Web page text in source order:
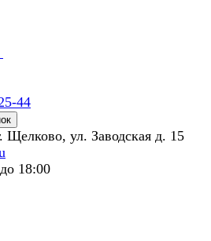
44
Щелково, ул. Заводская д. 15
18:00